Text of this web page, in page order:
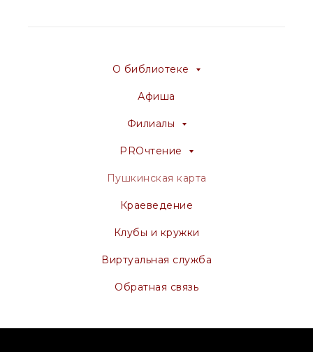
О библиотеке
Афиша
Филиалы
PROчтение
Пушкинская карта
Краеведение
Клубы и кружки
Виртуальная служба
Обратная связь